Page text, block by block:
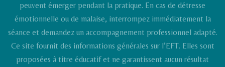
peuvent émerger pendant la pratique. En cas de détresse
émotionnelle ou de malaise, interrompez immédiatement la
séance et demandez un accompagnement professionnel adapté.
Ce site fournit des informations générales sur l’EFT. Elles sont
proposées à titre éducatif et ne garantissent aucun résultat